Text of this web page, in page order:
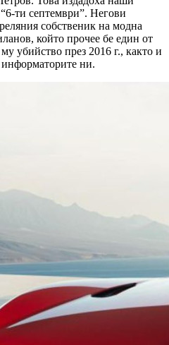
ти септември”. Негови
собственик на модна
който прочее бе един от
убийство през 2016 г., както и
ни.